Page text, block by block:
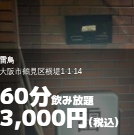
カエル
大阪市鶴見区今津南1-8-2
60分飲み放題
3,000円(税込)